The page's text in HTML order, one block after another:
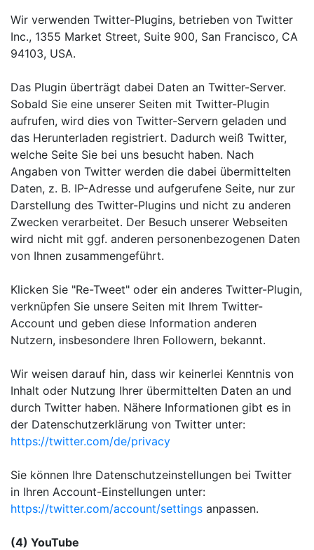
Wir verwenden Twitter-Plugins, betrieben von Twitter
Inc., 1355 Market Street, Suite 900, San Francisco, CA
94103, USA.
Das Plugin überträgt dabei Daten an Twitter-Server.
Sobald Sie eine unserer Seiten mit Twitter-Plugin
aufrufen, wird dies von Twitter-Servern geladen und
das Herunterladen registriert. Dadurch weiß Twitter,
welche Seite Sie bei uns besucht haben. Nach
Angaben von Twitter werden die dabei übermittelten
Daten, z. B. IP-Adresse und aufgerufene Seite, nur zur
Darstellung des Twitter-Plugins und nicht zu anderen
Zwecken verarbeitet. Der Besuch unserer Webseiten
wird nicht mit ggf. anderen personenbezogenen Daten
von Ihnen zusammengeführt.
Klicken Sie "Re-Tweet" oder ein anderes Twitter-Plugin,
verknüpfen Sie unsere Seiten mit Ihrem Twitter-
Account und geben diese Information anderen
Nutzern, insbesondere Ihren Followern, bekannt.
Wir weisen darauf hin, dass wir keinerlei Kenntnis von
Inhalt oder Nutzung Ihrer übermittelten Daten an und
durch Twitter haben. Nähere Informationen gibt es in
der Datenschutzerklärung von Twitter unter:
https://twitter.com/de/privacy
Sie können Ihre Datenschutzeinstellungen bei Twitter
in Ihren Account-Einstellungen unter:
https://twitter.com/account/settings anpassen.
(4) YouTube